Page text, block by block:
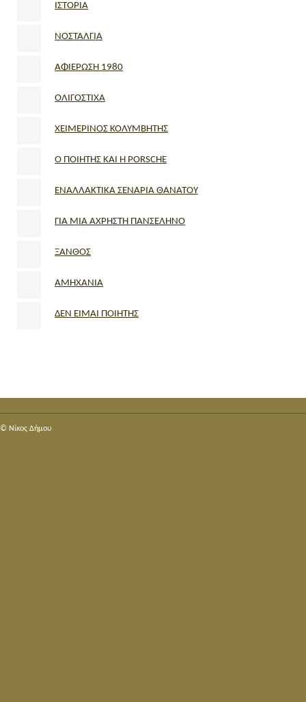
ΙΣΤΟΡΙΑ
ΝΟΣΤΑΛΓΙΑ
ΑΦΙΕΡΩΣΗ 1980
ΟΛΙΓΟΣΤΙΧΑ
ΧΕΙΜΕΡΙΝΟΣ ΚΟΛΥΜΒΗΤΗΣ
O ΠΟΙΗΤΗΣ ΚΑΙ Η PORSCHE
ΕΝΑΛΛΑΚΤΙΚΑ ΣΕΝΑΡΙΑ ΘΑΝΑΤΟΥ
ΓΙΑ ΜΙΑ ΑΧΡΗΣΤΗ ΠΑΝΣΕΛΗΝΟ
ΞΑΝΘΟΣ
ΑΜΗΧΑΝΙΑ
ΔΕΝ ΕΙΜΑΙ ΠΟΙΗΤΗΣ
© Nίκος Δήμου